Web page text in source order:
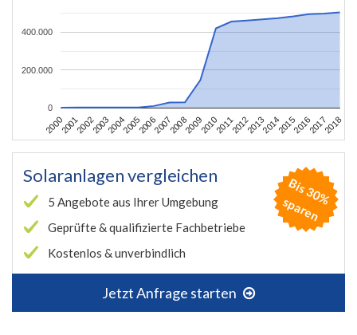
2000200120022003200420052006200720082009201020112012201320142015201620172018
0
200.000
400.000
Solaranlagen vergleichen
5 Angebote aus Ihrer Umgebung
Geprüfte & qualifizierte Fachbetriebe
Kostenlos & unverbindlich
Jetzt Anfrage starten
B
is
3
0
%
s
p
a
r
e
n